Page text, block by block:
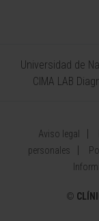
Universidad de
CIMA LAB
Aviso legal
personales
©